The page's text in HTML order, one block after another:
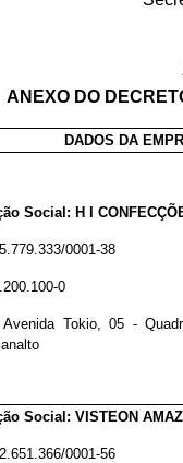
ANEXO DO
DADOS DA
Social: H I
0001-38
0
Avenida Tokio, 05 -
Social:VISTEON
0001-56